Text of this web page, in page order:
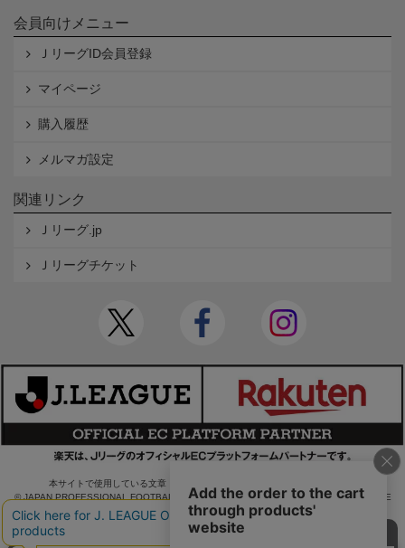
会員向けメニュー
ＪリーグID会員登録
マイページ
購入履歴
メルマガ設定
関連リンク
Ｊリーグ.jp
Ｊリーグチケット
本サイトで使用している文章・画像等の無断での複製・転載を禁止します。
© JAPAN PROFESSIONAL FOOTBALL LEAGUE Rakuten Group, Inc. ALL RIGHTS RE
SERVED.